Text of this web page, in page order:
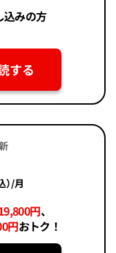
込みの方
する
）/月
円、
円おトク！